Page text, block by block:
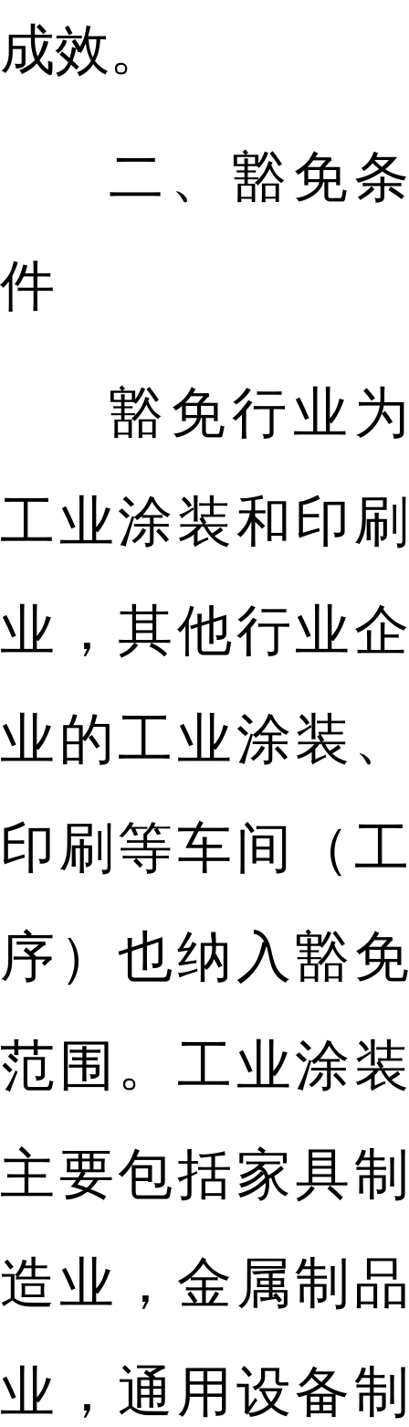
成效。
二、豁免条
件
豁免行业为
工业涂装和印刷
业，其他行业企
业的工业涂装、
印刷等车间（工
序）也纳入豁免
范围。工业涂装
主要包括家具制
造业，金属制品
业，通用设备制